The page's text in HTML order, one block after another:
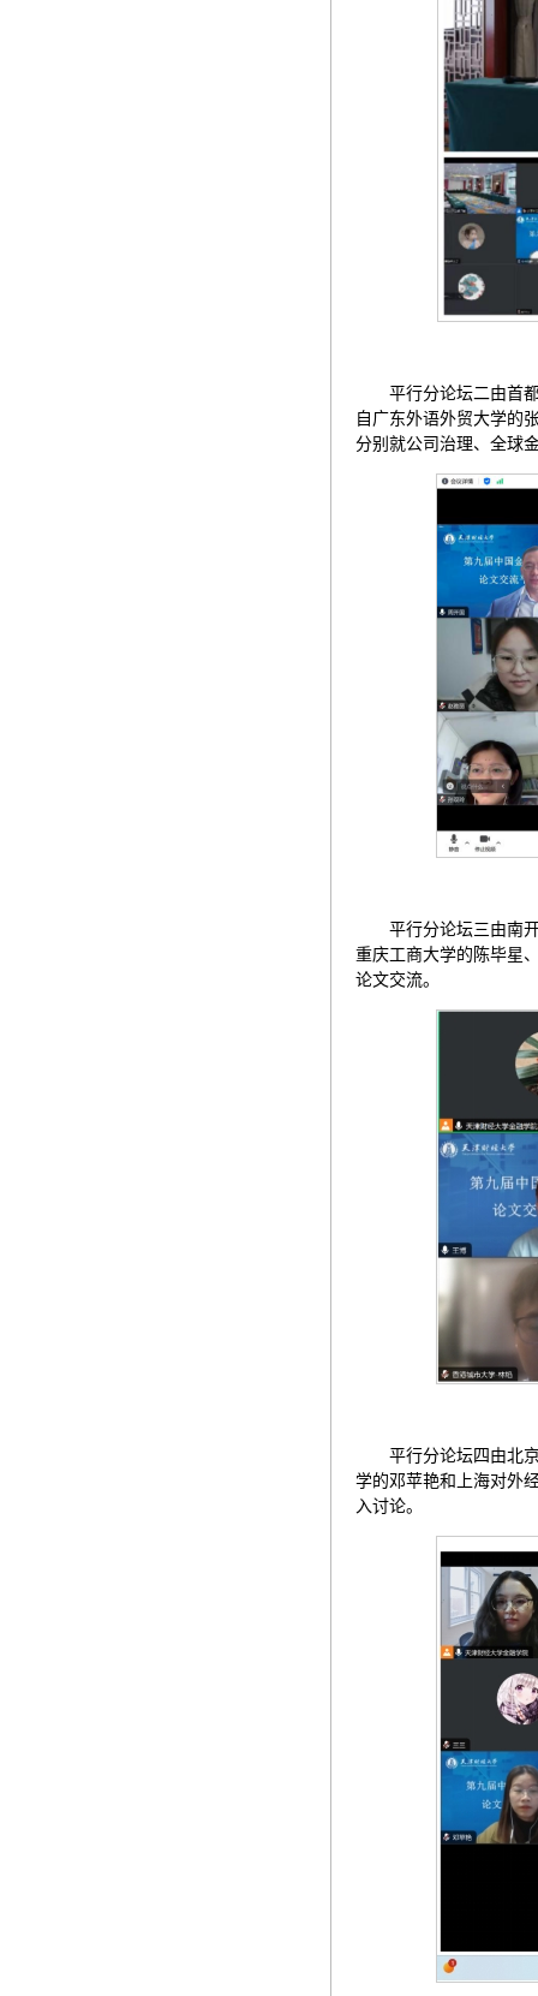
平行分论坛二由首
自广东外语外贸大学的
分别就公司治理、全球
平行分论坛三由南
重庆工商大学的陈毕星
论文交流。
平行分论坛四由北
学的邓苹艳和上海对外
入讨论。